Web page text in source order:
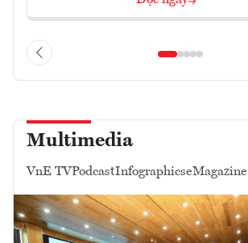
Multimedia
VnE TVPodcastInfographicseMagazine